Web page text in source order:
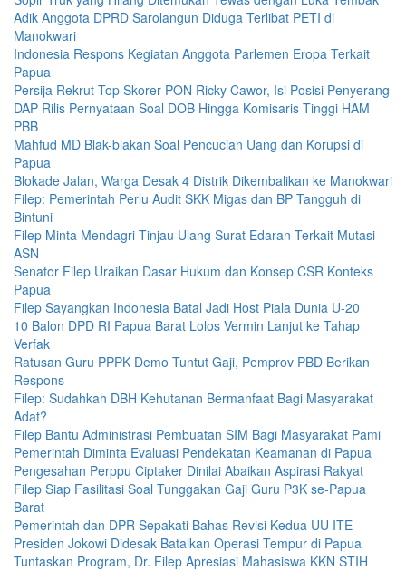
Adik Anggota DPRD Sarolangun Diduga Terlibat PETI di
Manokwari
Indonesia Respons Kegiatan Anggota Parlemen Eropa Terkait
Papua
Persija Rekrut Top Skorer PON Ricky Cawor, Isi Posisi Penyerang
DAP Rilis Pernyataan Soal DOB Hingga Komisaris Tinggi HAM
PBB
Mahfud MD Blak-blakan Soal Pencucian Uang dan Korupsi di
Papua
Blokade Jalan, Warga Desak 4 Distrik Dikembalikan ke Manokwari
Filep: Pemerintah Perlu Audit SKK Migas dan BP Tangguh di
Bintuni
Filep Minta Mendagri Tinjau Ulang Surat Edaran Terkait Mutasi
ASN
Senator Filep Uraikan Dasar Hukum dan Konsep CSR Konteks
Papua
Filep Sayangkan Indonesia Batal Jadi Host Piala Dunia U-20
10 Balon DPD RI Papua Barat Lolos Vermin Lanjut ke Tahap
Verfak
Ratusan Guru PPPK Demo Tuntut Gaji, Pemprov PBD Berikan
Respons
Filep: Sudahkah DBH Kehutanan Bermanfaat Bagi Masyarakat
Adat?
Filep Bantu Administrasi Pembuatan SIM Bagi Masyarakat Pami
Pemerintah Diminta Evaluasi Pendekatan Keamanan di Papua
Pengesahan Perppu Ciptaker Dinilai Abaikan Aspirasi Rakyat
Filep Siap Fasilitasi Soal Tunggakan Gaji Guru P3K se-Papua
Barat
Pemerintah dan DPR Sepakati Bahas Revisi Kedua UU ITE
Presiden Jokowi Didesak Batalkan Operasi Tempur di Papua
Tuntaskan Program, Dr. Filep Apresiasi Mahasiswa KKN STIH